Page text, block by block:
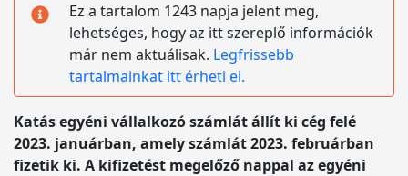
Ez a tartalom 1243 napja jelent meg,
lehetséges, hogy az itt szereplő információk
már nem aktuálisak. Legfrissebb
tartalmainkat itt érheti el.
Katás egyéni vállalkozó számlát állít ki cég felé
2023. januárban, amely számlát 2023. februárban
fizetik ki. A kifizetést megelőző nappal az egyéni